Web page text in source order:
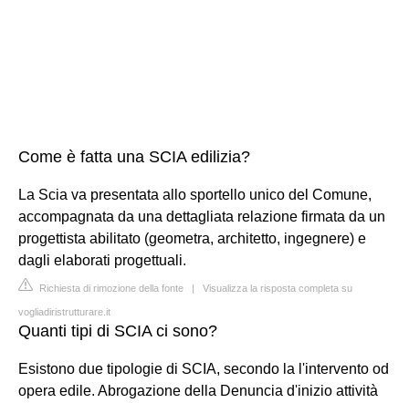
Come è fatta una SCIA edilizia?
La Scia va presentata allo sportello unico del Comune,
accompagnata da una dettagliata relazione firmata da un
progettista abilitato (geometra, architetto, ingegnere) e
dagli elaborati progettuali.
Richiesta di rimozione della fonte | Visualizza la risposta completa su
vogliadiristrutturare.it
Quanti tipi di SCIA ci sono?
Esistono due tipologie di SCIA, secondo la l'intervento od
opera edile. Abrogazione della Denuncia d'inizio attività